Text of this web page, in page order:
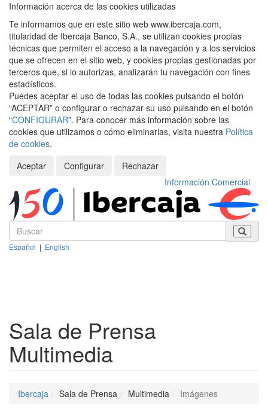
Información acerca de las cookies utilizadas
Te informamos que en este sitio web www.ibercaja.com,
titularidad de Ibercaja Banco, S.A., se utilizan cookies propias
técnicas que permiten el acceso a la navegación y a los servicios
que se ofrecen en el sitio web, y cookies propias gestionadas por
terceros que, si lo autorizas, analizarán tu navegación con fines
estadísticos.
Puedes aceptar el uso de todas las cookies pulsando el botón
“ACEPTAR” o configurar o rechazar su uso pulsando en el botón
“CONFIGURAR”. Para conocer más información sobre las
cookies que utilizamos o cómo eliminarlas, visita nuestra Política
de cookies.
Aceptar
Configurar
Rechazar
Información Comercial
Español | English
Sala de Prensa
Multimedia
Ibercaja Sala de Prensa Multimedia Imágenes